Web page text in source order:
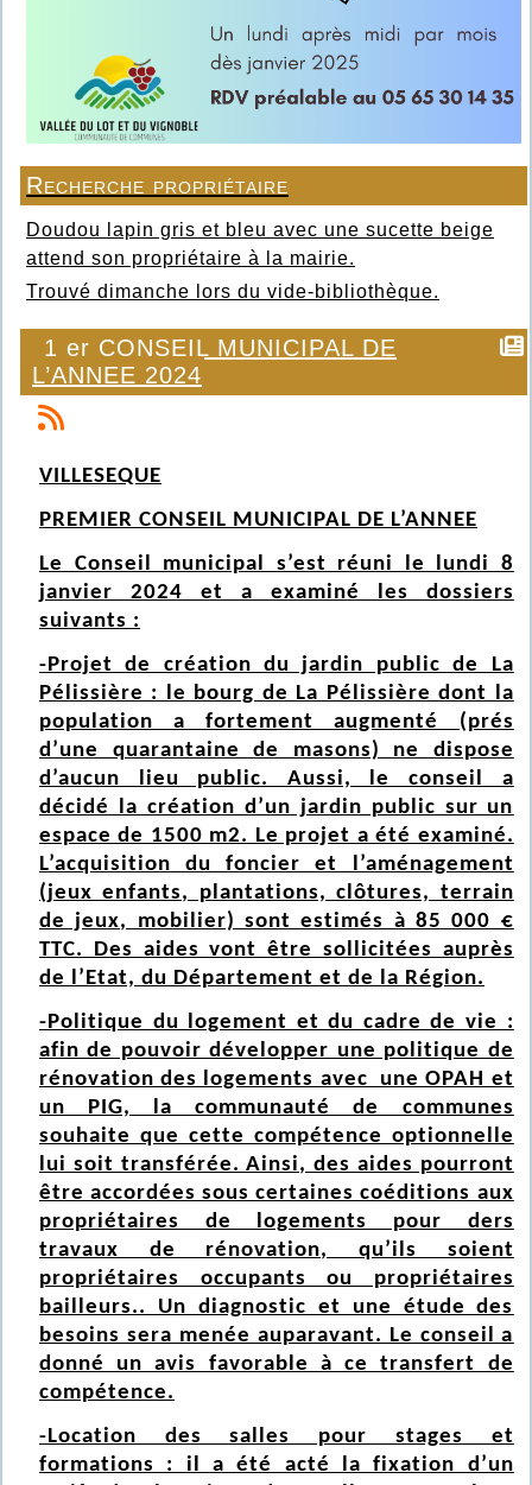
Recherche propriétaire
Doudou lapin gris et bleu avec une sucette beige
attend son propriétaire à la mairie.
Trouvé dimanche lors du vide-bibliothèque.
1 er CONSEIL MUNICIPAL DE
L’ANNEE 2024
VILLESEQUE
PREMIER CONSEIL MUNICIPAL DE L’ANNEE
Le Conseil municipal s’est réuni le lundi 8
janvier 2024 et a examiné les dossiers
suivants :
-Projet de création du jardin public de La
Pélissière : le bourg de La Pélissière dont la
population a fortement augmenté (prés
d’une quarantaine de masons) ne dispose
d’aucun lieu public. Aussi, le conseil a
décidé la création d’un jardin public sur un
espace de 1500 m2. Le projet a été examiné.
L’acquisition du foncier et l’aménagement
(jeux enfants, plantations, clôtures, terrain
de jeux, mobilier) sont estimés à 85 000 €
TTC. Des aides vont être sollicitées auprès
de l’Etat, du Département et de la Région.
-Politique du logement et du cadre de vie :
afin de pouvoir développer une politique de
rénovation des logements avec une OPAH et
un PIG, la communauté de communes
souhaite que cette compétence optionnelle
lui soit transférée. Ainsi, des aides pourront
être accordées sous certaines coéditions aux
propriétaires de logements pour ders
travaux de rénovation, qu’ils soient
propriétaires occupants ou propriétaires
bailleurs.. Un diagnostic et une étude des
besoins sera menée auparavant. Le conseil a
donné un avis favorable à ce transfert de
compétence.
-Location des salles pour stages et
formations : il a été acté la fixation d’un